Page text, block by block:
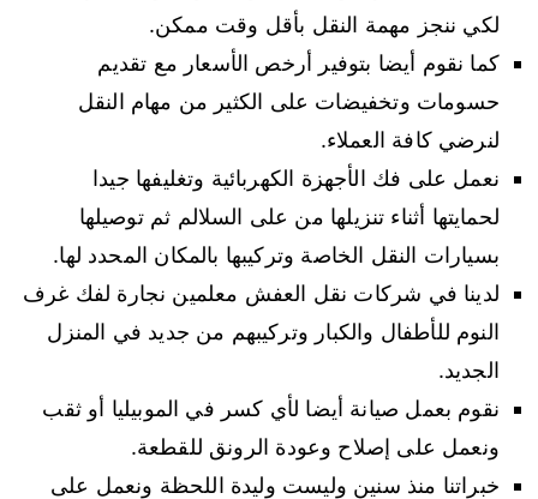
لكي ننجز مهمة النقل بأقل وقت ممكن.
كما نقوم أيضا بتوفير أرخص الأسعار مع تقديم
حسومات وتخفيضات على الكثير من مهام النقل
لنرضي كافة العملاء.
نعمل على فك الأجهزة الكهربائية وتغليفها جيدا
لحمايتها أثناء تنزيلها من على السلالم ثم توصيلها
بسيارات النقل الخاصة وتركيبها بالمكان المحدد لها.
لدينا في شركات نقل العفش معلمين نجارة لفك غرف
النوم للأطفال والكبار وتركيبهم من جديد في المنزل
الجديد.
نقوم بعمل صيانة أيضا لأي كسر في الموبيليا أو ثقب
ونعمل على إصلاح وعودة الرونق للقطعة.
خبراتنا منذ سنين وليست وليدة اللحظة ونعمل على